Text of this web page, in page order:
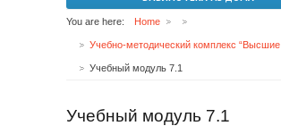
You are here: Home
Учебный модуль 7.1
Учебный модуль 7.1